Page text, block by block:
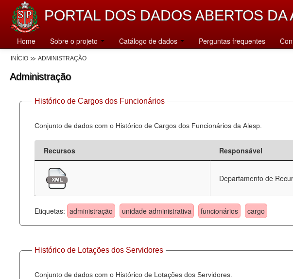
PORTAL DOS DADOS ABERTOS DA
Home Sobre o projeto Catálogo de dados Perguntas frequentes
INÍCIO ADMINISTRAÇÃO
Administração
Histórico de Cargos dos Funcionários
Conjunto de dados com o Histórico de Cargos dos Funcionários da Alesp.
Recursos Responsável
Departamento de
Etiquetas: administração unidade administrativa funcionários cargo
Histórico de Lotações dos Servidores
Conjunto de dados com o Histórico de Lotações dos Servidores.